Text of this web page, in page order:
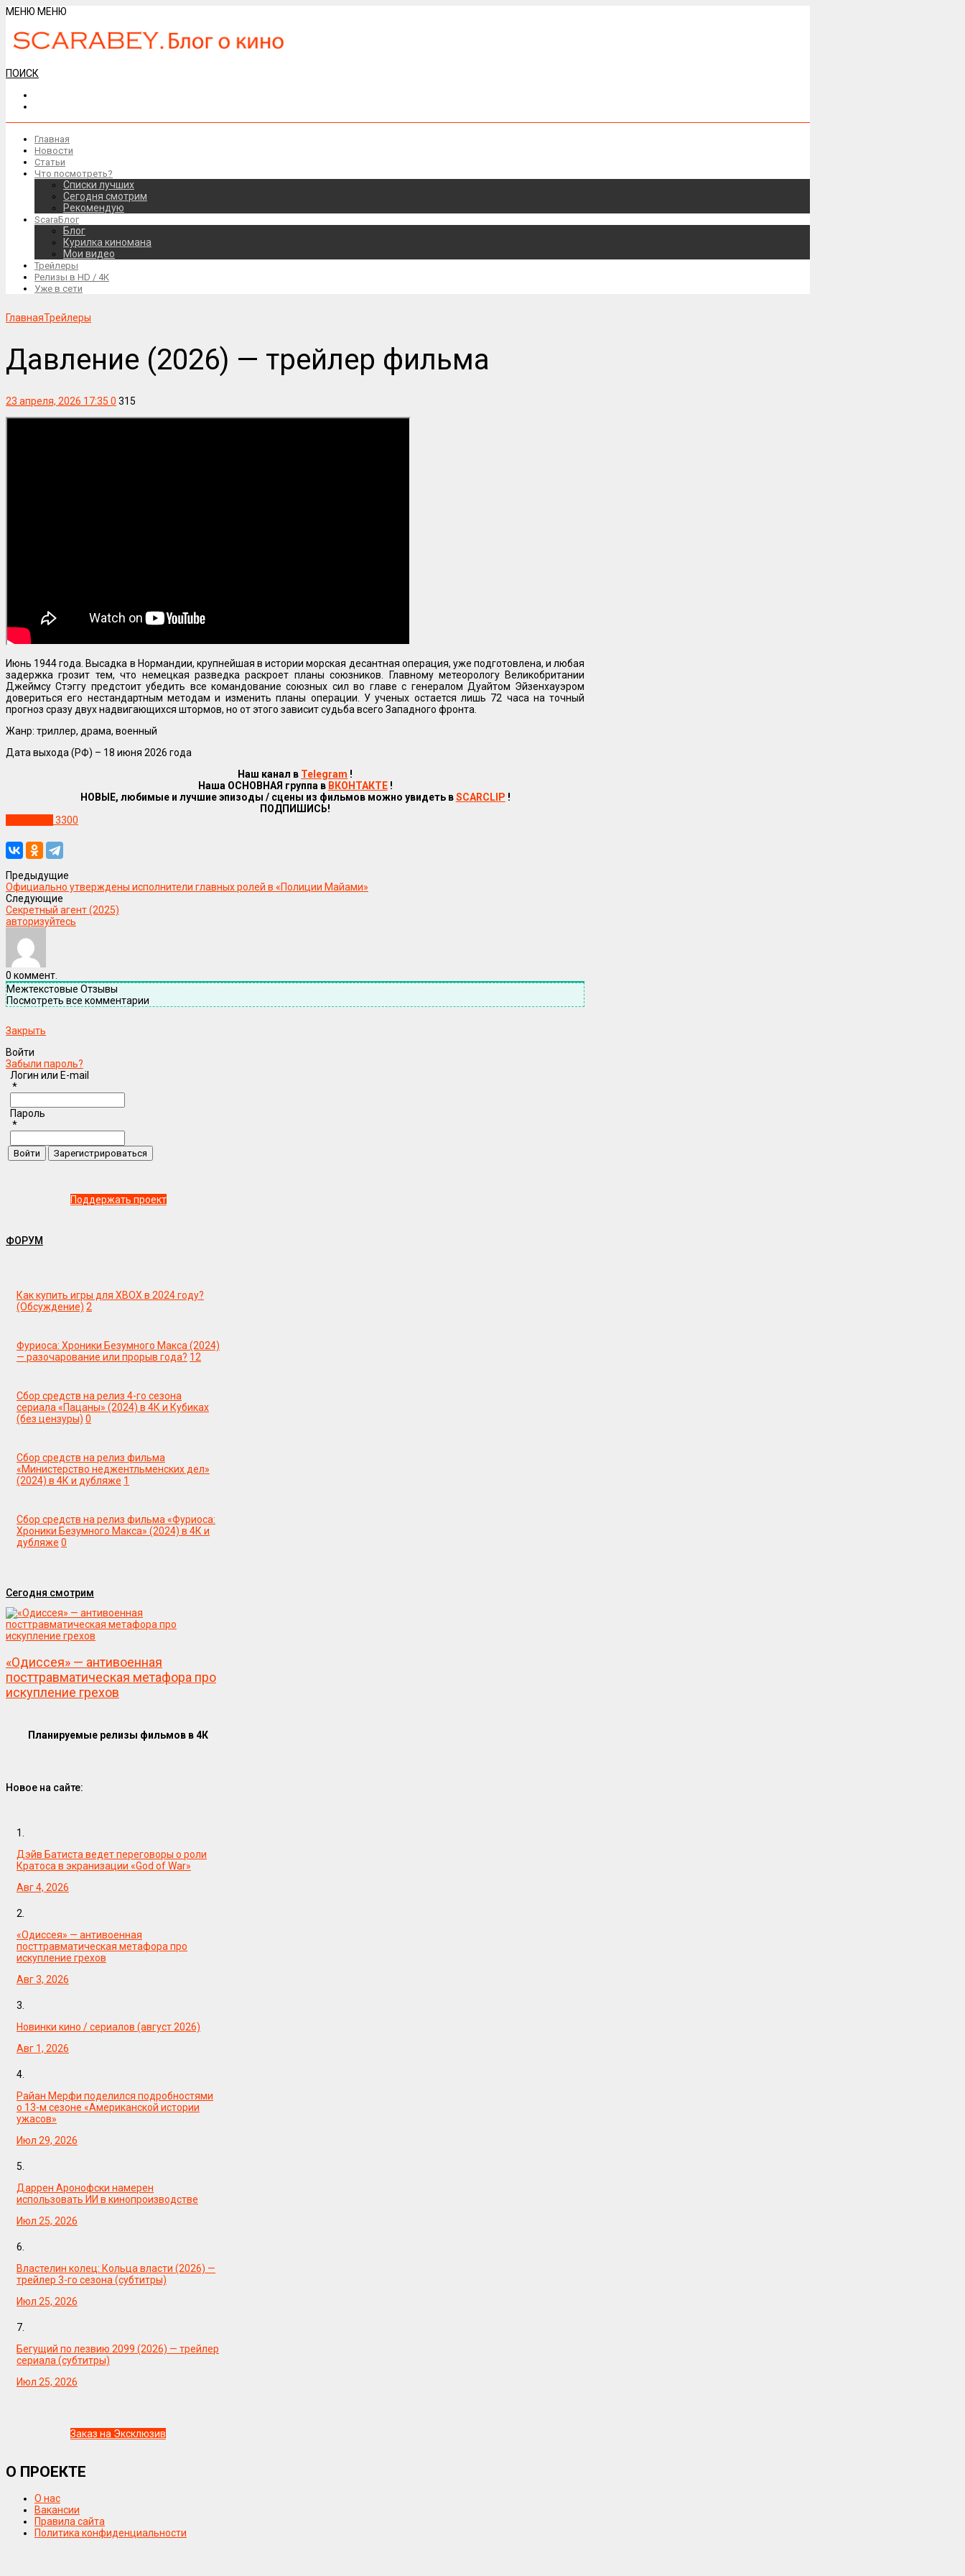
МЕНЮ МЕНЮ
ПОИСК
Главная
Новости
Статьи
Что посмотреть?
Списки лучших
Сегодня смотрим
Рекомендую
ScaraБлог
Блог
Курилка киномана
Мои видео
Трейлеры
Релизы в HD / 4К
Уже в сети
ГлавнаяТрейлеры
Давление (2026) — трейлер фильма
23 апреля, 2026 17:35 0 315
Июнь 1944 года. Высадка в Нормандии, крупнейшая в истории морская десантная операция, уже подготовлена, и любая
задержка грозит тем, что немецкая разведка раскроет планы союзников. Главному метеорологу Великобритании
Джеймсу Стэггу предстоит убедить все командование союзных сил во главе с генералом Дуайтом Эйзенхауэром
довериться его нестандартным методам и изменить планы операции. У ученых остается лишь 72 часа на точный
прогноз сразу двух надвигающихся штормов, но от этого зависит судьба всего Западного фронта.
Жанр: триллер, драма, военный
Дата выхода (РФ) – 18 июня 2026 года
Наш канал в Telegram !
Наша ОСНОВНАЯ группа в ВКОНТАКТЕ!
НОВЫЕ, любимые и лучшие эпизоды / сцены из фильмов можно увидеть вSCARCLIP !
ПОДПИШИСЬ!
3300
Предыдущие
Официально утверждены исполнители главных ролей в «Полиции Майами»
Следующие
Секретный агент (2025)
авторизуйтесь
0 коммент.
Межтекстовые Отзывы
Посмотреть все комментарии
Закрыть
Войти
Забыли пароль?
Логин или E-mail
*
Пароль
*
Поддержать проект
ФОРУМ
Как купить игры для XBOX в 2024 году?
(Обсуждение) 2
Фуриоса: Хроники Безумного Макса (2024)
— разочарование или прорыв года? 12
Сбор средств на релиз 4-го сезона
сериала «Пацаны» (2024) в 4К и Кубиках
(без цензуры) 0
Сбор средств на релиз фильма
«Министерство неджентльменских дел»
(2024) в 4К и дубляже 1
Сбор средств на релиз фильма «Фуриоса:
Хроники Безумного Макса» (2024) в 4К и
дубляже 0
Сегодня смотрим
«Одиссея» — антивоенная
посттравматическая метафора про
искупление грехов
Планируемые релизы фильмов в 4К
Новое на сайте:
1.
Дэйв Батиста ведет переговоры о роли
Кратоса в экранизации «God of War»
Авг 4, 2026
2.
«Одиссея» — антивоенная
посттравматическая метафора про
искупление грехов
Авг 3, 2026
3.
Новинки кино / сериалов (август 2026)
Авг 1, 2026
4.
Райан Мерфи поделился подробностями
о 13-м сезоне «Американской истории
ужасов»
Июл 29, 2026
5.
Даррен Аронофски намерен
использовать ИИ в кинопроизводстве
Июл 25, 2026
6.
Властелин колец: Кольца власти (2026) —
трейлер 3-го сезона (субтитры)
Июл 25, 2026
7.
Бегущий по лезвию 2099 (2026) — трейлер
сериала (субтитры)
Июл 25, 2026
Заказ на Эксклюзив
О ПРОЕКТЕ
О нас
Вакансии
Правила сайта
Политика конфиденциальности